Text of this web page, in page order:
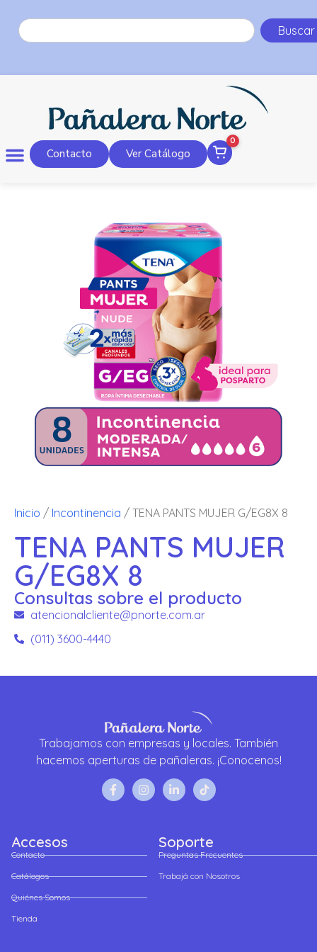
Buscar
Contacto Ver Catálogo
0
Inicio / Incontinencia / TENA PANTS MUJER G/EG8X 8
TENA PANTS MUJER
G/EG8X 8
Consultas sobre el producto
atencionalcliente@pnorte.com.ar
(011) 3600-4440
Trabajamos con empresas y locales. También
hacemos aperturas de pañaleras. ¡Conocenos!
Accesos
Contacto
Catálogos
Quiénes Somos
Tienda
Soporte
Preguntas Frecuentes
Trabajá con Nosotros